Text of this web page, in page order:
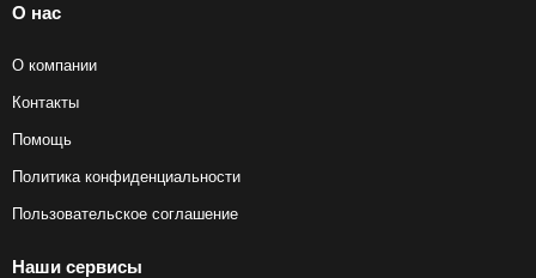
О нас
О компании
Контакты
Помощь
Политика конфиденциальности
Пользовательское соглашение
Наши сервисы